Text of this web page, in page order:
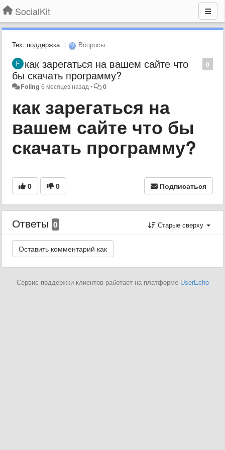
SocialKit
Тех. поддержка Вопросы
0
как зарегаться на вашем сайте что
бы скачать программу?
Foling 6 месяцев назад • 0
как зарегаться на
вашем сайте что бы
скачать программу?
0 0 Подписаться
Ответы 0 Старые сверху
Сервис поддержки клиентов работает на платформе UserEcho